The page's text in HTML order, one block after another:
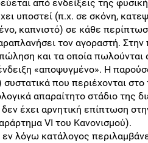
από ενδείξεις της
υποστεί (π.χ. σε σκόνη,
καπνιστό) σε κάθε
τον αγοραστή.
και τα οποία πωλούνται
«αποψυγμένο». Η
που περιέχονται στο
απαραίτητο στάδιο της
έχει αρνητική επίπτωση
VI του Κανονισμού).
λόγω κατάλογος